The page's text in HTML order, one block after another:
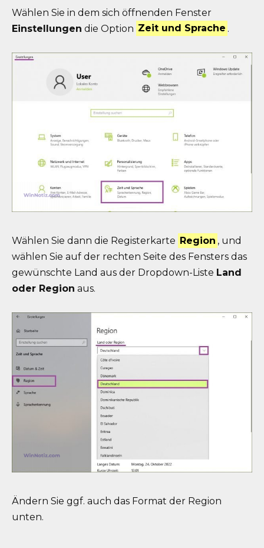
Wählen Sie in dem sich öffnenden Fenster
Einstellungen die Option Zeit und Sprache .
Wählen Sie dann die Registerkarte Region , und
wählen Sie auf der rechten Seite des Fensters das
gewünschte Land aus der Dropdown-Liste Land
oder Region aus.
Ändern Sie ggf. auch das Format der Region
unten.